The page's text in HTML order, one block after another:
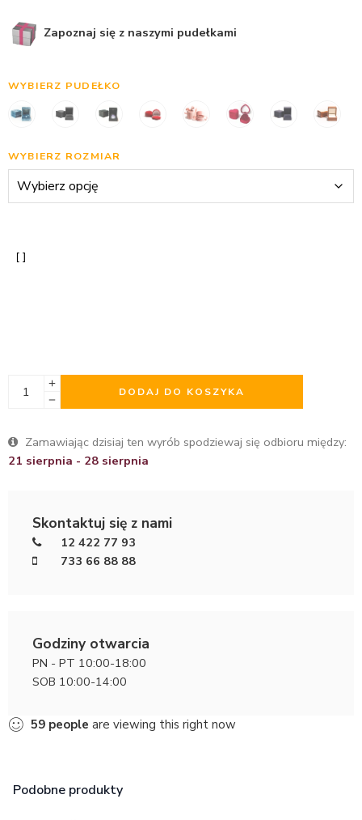
Zapoznaj się z naszymi pudełkami
WYBIERZ PUDEŁKO
WYBIERZ ROZMIAR
DODAJ DO KOSZYKA
Zamawiając dzisiaj ten wyrób spodziewaj się odbioru między:
21 sierpnia - 28 sierpnia
Skontaktuj się z nami
12 422 77 93
733 66 88 88
Godziny otwarcia
PN - PT 10:00-18:00
SOB 10:00-14:00
59 people are viewing this right now
Podobne produkty